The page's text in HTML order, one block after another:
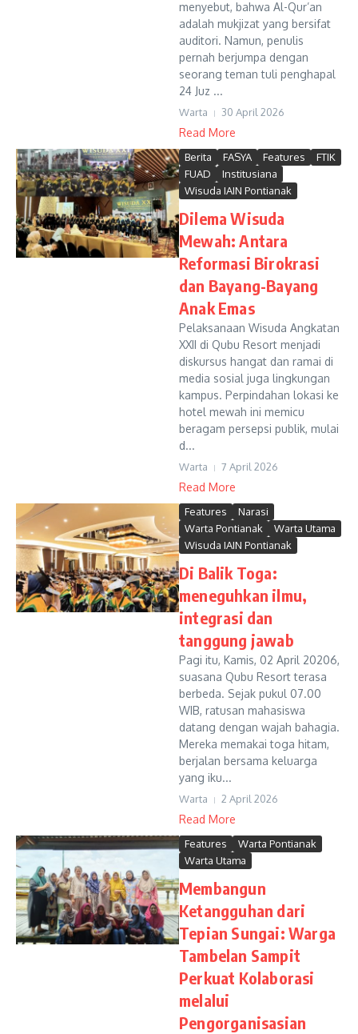
menyebut, bahwa Al-Qur’an
adalah mukjizat yang bersifat
auditori. Namun, penulis
pernah berjumpa dengan
seorang teman tuli penghapal
24 Juz ...
Warta 30 April 2026
Read More
Berita FASYA Features
FTIK
FUAD
Institusiana
Wisuda IAIN Pontianak
Dilema Wisuda
Mewah: Antara
Reformasi Birokrasi
dan Bayang-Bayang
Anak Emas
Pelaksanaan Wisuda Angkatan
XXII di Qubu Resort menjadi
diskursus hangat dan ramai di
media sosial juga lingkungan
kampus. Perpindahan lokasi ke
hotel mewah ini memicu
beragam persepsi publik, mulai
d...
Warta 7 April 2026
Read More
Features
Narasi
Warta Pontianak
Warta Utama
Wisuda IAIN Pontianak
Di Balik Toga:
meneguhkan ilmu,
integrasi dan
tanggung jawab
Pagi itu, Kamis, 02 April 20206,
suasana Qubu Resort terasa
berbeda. Sejak pukul 07.00
WIB, ratusan mahasiswa
datang dengan wajah bahagia.
Mereka memakai toga hitam,
berjalan bersama keluarga
yang iku...
Warta 2 April 2026
Read More
Features
Warta Pontianak
Warta Utama
Membangun
Ketangguhan dari
Tepian Sungai: Warga
Tambelan Sampit
Perkuat Kolaborasi
melalui
Pengorganisasian